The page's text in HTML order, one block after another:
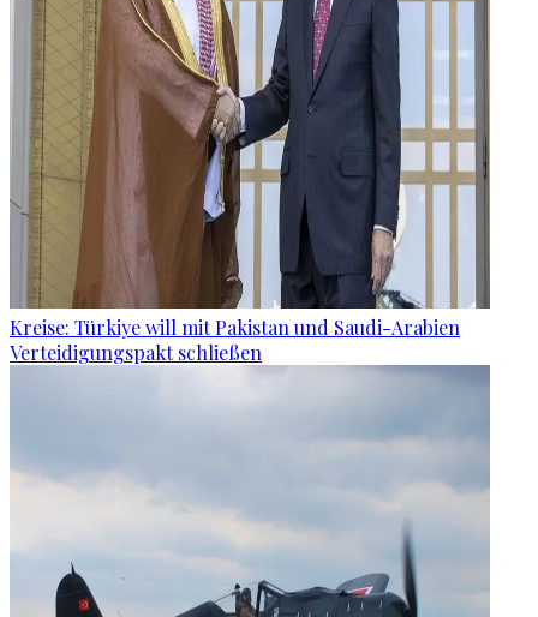
Kreise: Türkiye will mit Pakistan und Saudi-Arabien
Verteidigungspakt schließen